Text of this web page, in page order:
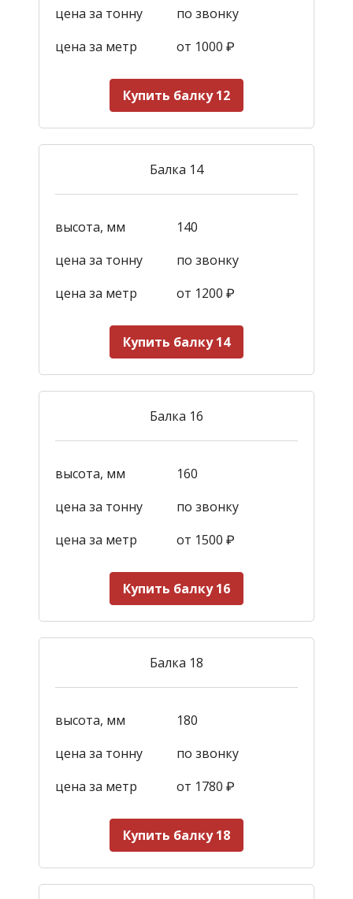
цена за тонну
по звонку
цена за метр
от 1000 ₽
Купить балку 12
Балка 14
высота, мм
140
цена за тонну
по звонку
цена за метр
от 1200 ₽
Купить балку 14
Балка 16
высота, мм
160
цена за тонну
по звонку
цена за метр
от 1500 ₽
Купить балку 16
Балка 18
высота, мм
180
цена за тонну
по звонку
цена за метр
от 1780 ₽
Купить балку 18